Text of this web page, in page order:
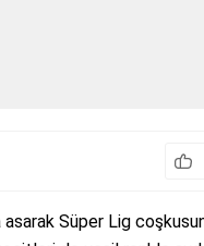
asarak Süper Lig